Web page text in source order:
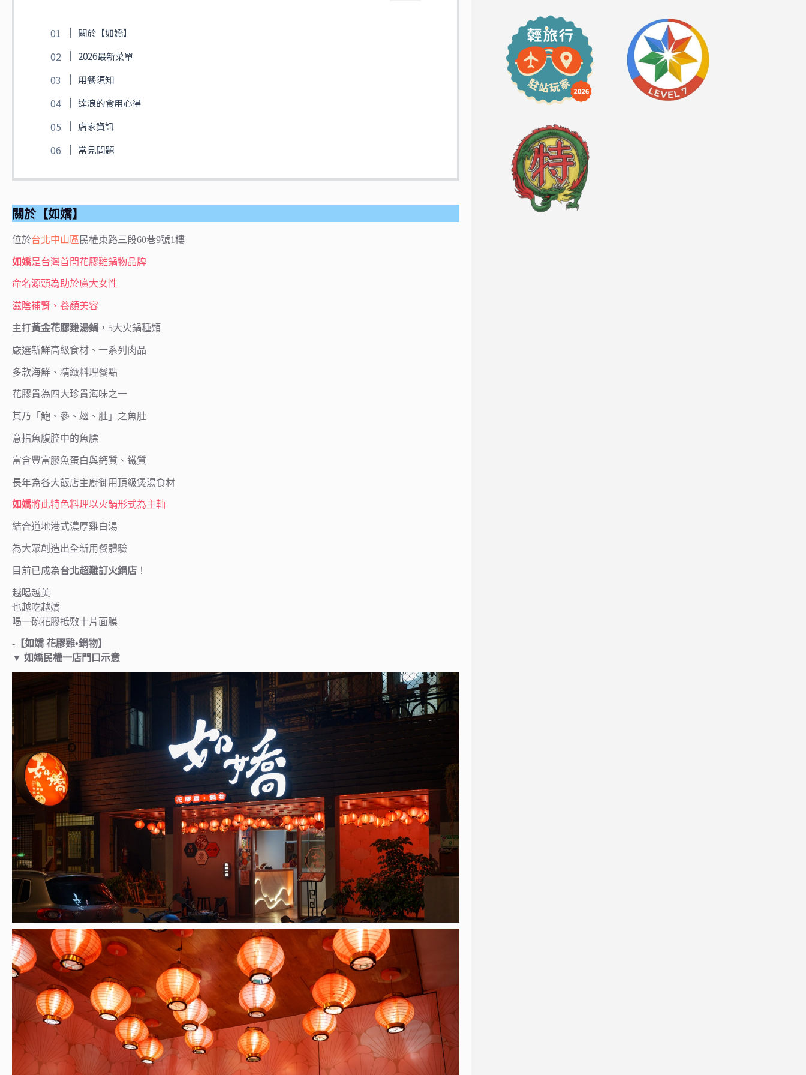
關於【如嬌】
2026最新菜單
用餐須知
達浪的食用心得
店家資訊
常見問題
關於【如嬌】
位於台北中山區 民權東路三段60巷9號1樓
如嬌是台灣首間花膠雞鍋物品牌
命名源頭為助於廣大女性
滋陰補腎、養顏美容
主打黃金花膠雞湯鍋 ，5大火鍋種類
嚴選新鮮高級食材、一系列肉品
多款海鮮、精緻料理餐點
花膠貴為四大珍貴海味之一
其乃「鮑、參、翅、肚」之魚肚
意指魚腹腔中的魚膘
富含豐富膠魚蛋白與鈣質、鐵質
長年為各大飯店主廚御用頂級煲湯食材
如嬌將此特色料理以火鍋形式為主軸
結合道地港式濃厚雞白湯
為大眾創造出全新用餐體驗
目前已成為台北超難訂火鍋店 ！
越喝越美
也越吃越嬌
喝一碗花膠抵敷十片面膜
-【如嬌 花膠雞•鍋物】
▼ 如嬌民權一店門口示意